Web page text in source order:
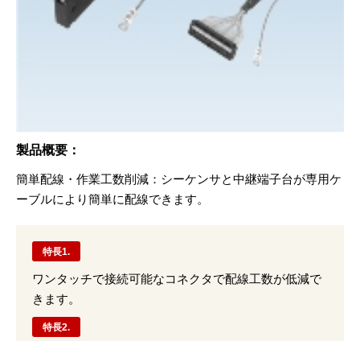
製品概要：
簡単配線・作業⼯数削減：シーケンサと中継端⼦台が専⽤ケ
ーブルにより簡単に配線できます。
特長1.
ワンタッチで接続可能なコネクタで配線工数が低減で
きます。
特長2.